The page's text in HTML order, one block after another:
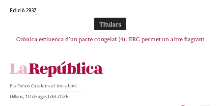
Edició 2937
TItulars
Crònica estiuenca d’un pacte congelat (4): ERC permet un altre flagrant
Els Països Catalans al teu abast
Dilluns, 10 de agost del 2026